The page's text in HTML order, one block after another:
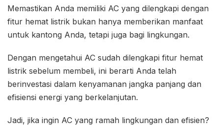
Memastikan Anda memiliki AC yang dilengkapi dengan
fitur hemat listrik bukan hanya memberikan manfaat
untuk kantong Anda, tetapi juga bagi lingkungan.
Dengan mengetahui AC sudah dilengkapi fitur hemat
listrik sebelum membeli, ini berarti Anda telah
berinvestasi dalam kenyamanan jangka panjang dan
efisiensi energi yang berkelanjutan.
Jadi, jika ingin AC yang ramah lingkungan dan efisien?